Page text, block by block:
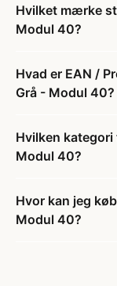
Hvilket mærke
Modul 40?
Hvad er EAN /
Grå - Modul 40?
Hvilken
Modul 40?
Hvor kan jeg
Modul 40?